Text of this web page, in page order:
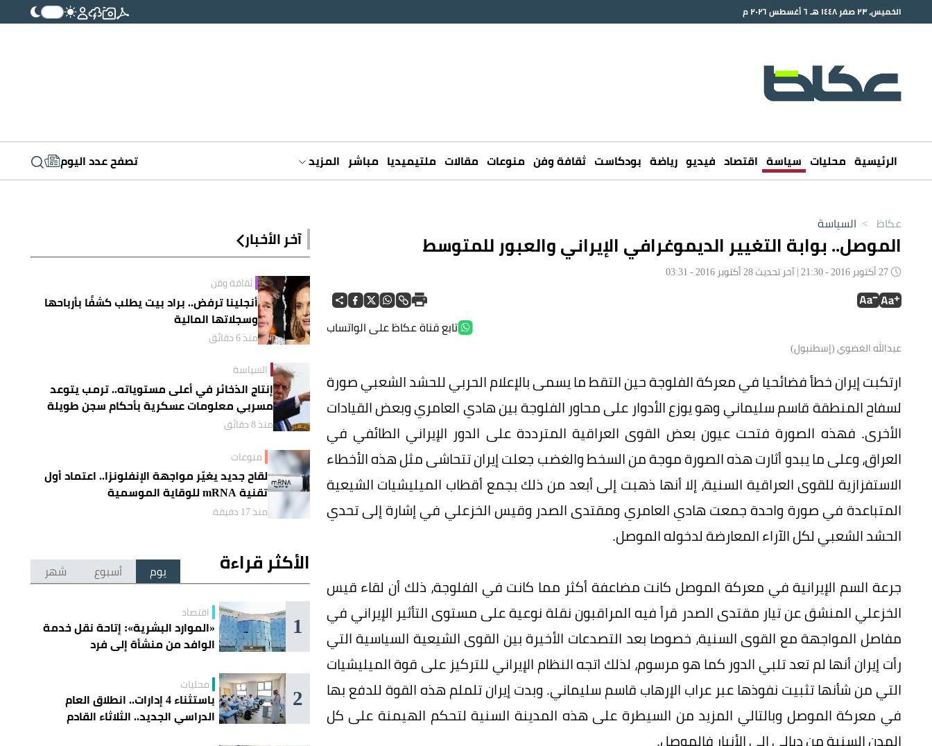
الخميس، ٢٣ صفر ١٤٤٨ هـ ٦ أغسطس ٢٠٢٦ م
الرئيسية محليات سياسة اقتصاد فيديو رياضة بودكاست ثقافة وفن منوعات مقالات ملتيميديا مباشر المزيد تصفح عدد اليوم
عكاظ > السياسة
الموصل.. بوابة التغيير الديموغرافي الإيراني والعبور للمتوسط
تابع قناة عكاظ على الواتساب
عبدالله الغضوي (إسطنبول)
ارتكبت إيران خطأ فضائحيا في معركة الفلوجة حين التقط ما يسمى بالإعلام الحربي للحشد الشعبي صورة
لسفاح المنطقة قاسم سليماني وهو يوزع الأدوار على محاور الفلوجة بين هادي العامري وبعض القيادات
الأخرى. فهذه الصورة فتحت عيون بعض القوى العراقية المترددة على الدور الإيراني الطائفي في
العراق، وعلى ما يبدو أثارت هذه الصورة موجة من السخط والغضب جعلت إيران تتحاشى مثل هذه الأخطاء
الاستفزازية للقوى العراقية السنية، إلا أنها ذهبت إلى أبعد من ذلك بجمع أقطاب الميليشيات الشيعية
المتباعدة في صورة واحدة جمعت هادي العامري ومقتدى الصدر وقيس الخزعلي في إشارة إلى تحدي
الحشد الشعبي لكل الآراء المعارضة لدخوله الموصل.
جرعة السم الإيرانية في معركة الموصل كانت مضاعفة أكثر مما كانت في الفلوجة، ذلك أن لقاء قيس
الخزعلي المنشق عن تيار مقتدى الصدر قرأ فيه المراقبون نقلة نوعية على مستوى التأثير الإيراني في
مفاصل المواجهة مع القوى السنية، خصوصا بعد التصدعات الأخيرة بين القوى الشيعية السياسية التي
رأت إيران أنها لم تعد تلبي الدور كما هو مرسوم، لذلك اتجه النظام الإيراني للتركيز على قوة الميليشيات
التي من شأنها تثبيت نفوذها عبر عراب الإرهاب قاسم سليماني. وبدت إيران تلملم هذه القوة للدفع بها
في معركة الموصل وبالتالي المزيد من السيطرة على هذه المدينة السنية لتحكم الهيمنة على كل
المدن السنية من ديالى إلى الأنبار فالموصل.
آخر الأخبار
ثقافة وفن
أنجلينا ترفض.. براد بيت يطلب كشفًا بأرباحها
وسجلاتها المالية
منذ 6 دقائق
السياسة
إنتاج الذخائر في أعلى مستوياته.. ترمب يتوعد
مسربي معلومات عسكرية بأحكام سجن طويلة
منذ 8 دقائق
منوعات
لقاح جديد يغيّر مواجهة الإنفلونزا.. اعتماد أول
تقنية mRNA للوقاية الموسمية
منذ 17 دقيقة
الأكثر قراءة يوم أسبوع شهر
1 اقتصاد
«الموارد البشرية»: إتاحة نقل خدمة
الوافد من منشأة إلى فرد
2 محليات
باستثناء 4 إدارات.. انطلاق العام
الدراسي الجديد.. الثلاثاء القادم